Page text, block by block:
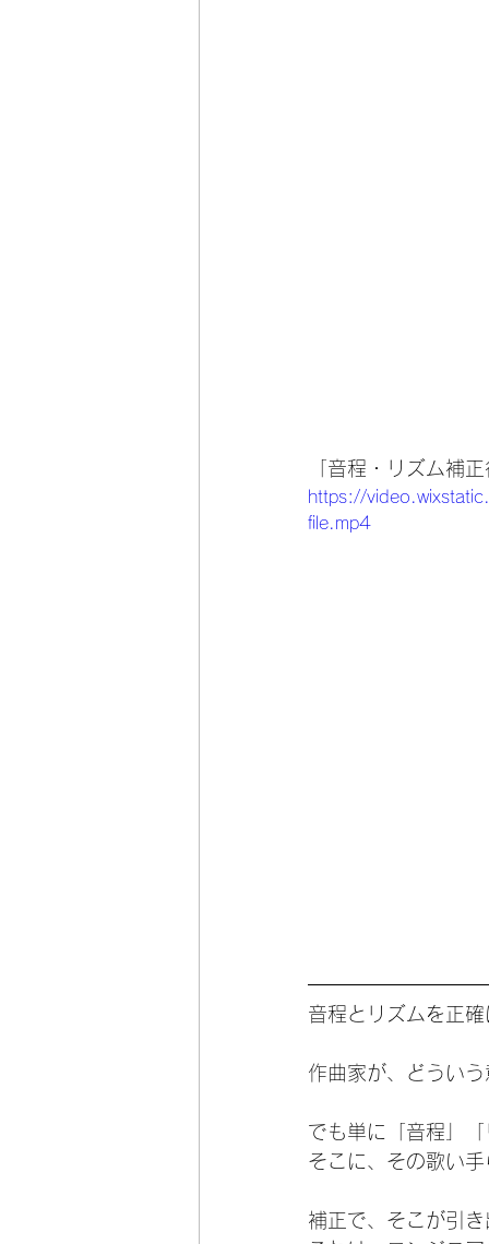
「音程・リズム補
https://
file.mp4
音程とリズムを正
作曲家が、どうい
でも単に「音程」
そこに、その歌い
補正で、そこが引